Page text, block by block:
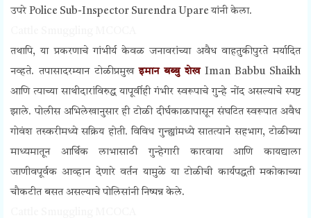
उपरे Police Sub-Inspector Surendra Upare यांनी केला.
तथापि, या प्रकरणाचे गांभीर्य केवळ जनावरांच्या अवैध वाहतुकीपुरते मर्यादित
नव्हते. तपासादरम्यान टोळीप्रमुखइमान बब्बु शेखIman Babbu Shaikh
आणि त्याच्या साथीदारांविरुद्ध यापूर्वीही गंभीर स्वरूपाचे गुन्हे नोंद असल्याचे स्पष्ट
झाले. पोलीस अभिलेखानुसार ही टोळी दीर्घकाळापासून संघटित स्वरूपात अवैध
गोवंश तस्करीमध्ये सक्रिय होती. विविध गुन्ह्यांमध्ये सातत्याने सहभाग, टोळीच्या
माध्यमातून आर्थिक लाभासाठी गुन्हेगारी कारवाया आणि कायद्याला
जाणीवपूर्वक आव्हान देणारे वर्तन यामुळे या टोळीची कार्यपद्धती मकोकाच्या
चौकटीत बसत असल्याचे पोलिसांनी निष्पन्न केले.